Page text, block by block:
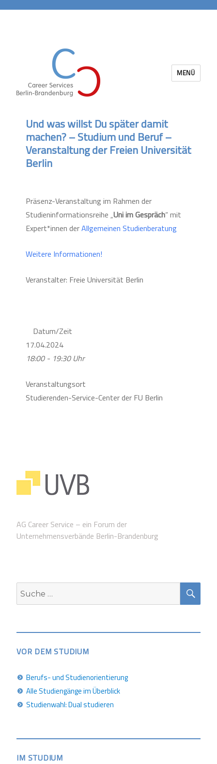
MENÜ
Und was willst Du später damit
machen? – Studium und Beruf –
Veranstaltung der Freien Universität
Berlin
Präsenz-Veranstaltung im Rahmen der
Studieninformationsreihe „Uni im Gespräch“ mit
Expert*innen derAllgemeinen Studienberatung
Weitere Informationen!
Veranstalter: Freie Universität Berlin
Datum/Zeit
17.04.2024
18:00 - 19:30 Uhr
Veranstaltungsort
Studierenden-Service-Center der FU Berlin
AG Career Service – ein Forum der
Unternehmensverbände Berlin-Brandenburg
Suche
nach:
VOR DEM STUDIUM
Berufs- und Studienorientierung
Alle Studiengänge im Überblick
Studienwahl: Dual studieren
IM STUDIUM